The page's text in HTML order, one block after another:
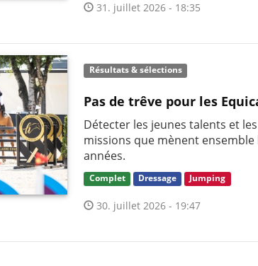
31. juillet 2026 - 18:35
Résultats & sélections
Pas de trêve pour les
Détecter les jeunes talents et
missions que mènent ensemble
années.
Complet Dressage Jumping
30. juillet 2026 - 19:47